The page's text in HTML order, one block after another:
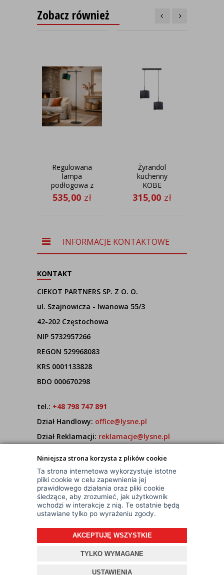
Niniejsza strona korzysta z plików cookie
Ta strona internetowa wykorzystuje istotne
pliki cookie w celu zapewnienia jej
prawidłowego działania oraz pliki cookie
śledzące, aby zrozumieć, jak użytkownik
wchodzi w interakcje z nią. Te ostatnie będą
ustawiane tylko po wyrażeniu zgody.
AKCEPTUJĘ WSZYSTKIE
TYLKO WYMAGANE
USTAWIENIA
Zobacz również
Regulowana
lampa
podłogowa z
abażurem
zieleń
stojąca
czarno złota
glamour,
535,00 zł
Żyrandol
kuchenny
KOBE
315,00 zł
INFORMACJE KONTAKTOWE
KONTAKT
CIEKOT PARTNERS SP. Z O. O.
ul. Szajnowicza - Iwanowa 55/3
42-202 Częstochowa
NIP 5732957266
REGON 529968083
KRS 0001133828
BDO 000670298
tel.: +48 798 747 891
Dział Handlowy: office@lysne.pl
Dział Reklamacji: reklamacje@lysne.pl
7:00 - 15:00
© Wszelkie Prawa Zastrzeżone
Projekt i oprogramowanie sklepu: